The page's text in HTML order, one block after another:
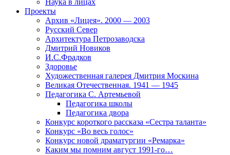
Наука в лицах
Проекты
Архив «Лицея». 2000 — 2003
Русский Север
Архитектура Петрозаводска
Дмитрий Новиков
И.С.Фрадков
Здоровье
Художественная галерея Дмитрия Москина
Великая Отечественная. 1941 — 1945
Педагогика С. Артемьевой
Педагогика школы
Педагогика двора
Конкурс короткого рассказа «Сестра таланта»
Конкурс «Во весь голос»
Конкурс новой драматургии «Ремарка»
Каким мы помним август 1991-го…